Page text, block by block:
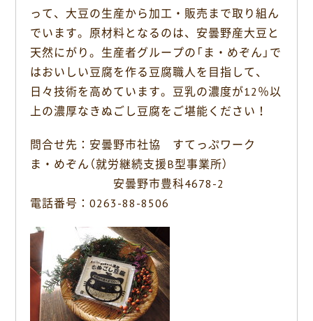
o
k
って、大豆の生産から加工・販売まで取り組ん
でいます。原材料となるのは、安曇野産大豆と
天然にがり。生産者グループの「ま・めぞん」で
はおいしい豆腐を作る豆腐職人を目指して、
日々技術を高めています。豆乳の濃度が12％以
上の濃厚なきぬごし豆腐をご堪能ください！
問合せ先：安曇野市社協 すてっぷワーク
ま・めぞん（就労継続支援B型事業所）
安曇野市豊科4678-2
電話番号：0263-88-8506